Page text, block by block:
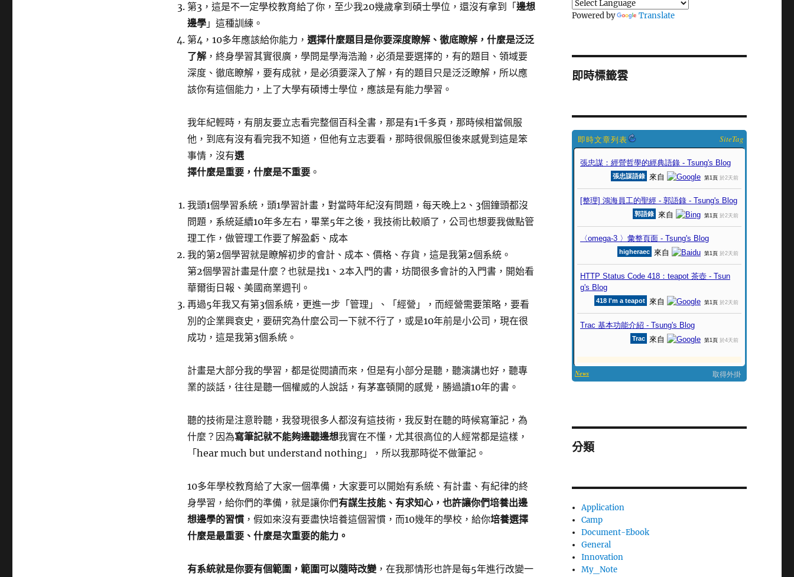
第3，這是不一定學校教育給了你，至少我20幾歲拿到碩士學位，還沒有拿到「邊想
邊學」這種訓練。
第4，10多年應該給你能力， 選擇什麼題目是你要深度瞭解、徹底瞭解，什麼是泛泛
了解，終身學習其實很廣，學問是學海浩瀚，必須是要選擇的，有的題目、領域要
深度、徹底瞭解，要有成就，是必須要深入了解，有的題目只是泛泛瞭解，所以應
該你有這個能力，上了大學有碩博士學位，應該是有能力學習。
我年紀輕時，有朋友要立志看完整個百科全書，那是有1千多頁，那時候相當佩服
他，到底有沒有看完我不知道，但他有立志要看，那時很佩服但後來感覺到這是笨
事情，沒有選
擇什麼是重要，什麼是不重要。
我頭1個學習系統，頭1學習計畫，對當時年紀沒有問題，每天晚上2、3個鐘頭都沒
問題，系統延續10年多左右，畢業5年之後，我技術比較順了，公司也想要我做點管
理工作，做管理工作要了解盈虧、成本
我的第2個學習就是瞭解初步的會計、成本、價格、存貨，這是我第2個系統。
第2個學習計畫是什麼？也就是找1、2本入門的書，坊間很多會計的入門書，開始看
華爾街日報、美國商業週刊。
再過5年我又有第3個系統，更進一步「管理」、「經營」，而經營需要策略，要看
別的企業興衰史，要研究為什麼公司一下就不行了，或是10年前是小公司，現在很
成功，這是我第3個系統。
計畫是大部分我的學習，都是從閱讀而來，但是有小部分是聽，聽演講也好，聽專
業的談話，往往是聽一個權威的人說話，有茅塞頓開的感覺，勝過讀10年的書。
聽的技術是注意聆聽，我發現很多人都沒有這技術，我反對在聽的時候寫筆記，為
什麼？因為寫筆記就不能夠邊聽邊想我實在不懂，尤其很高位的人經常都是這樣，
「hear much but understand nothing」，所以我那時從不做筆記。
10多年學校教育給了大家一個準備，大家要可以開始有系統、有計畫、有紀律的終
身學習，給你們的準備，就是讓你們有謀生技能、有求知心，也許讓你們培養出邊
想邊學的習慣，假如來沒有要盡快培養這個習慣，而10幾年的學校，給你培養選擇
什麼是最重要、什麼是次重要的能力。
有系統就是你要有個範圍，範圍可以隨時改變，在我那情形也許是每5年進行改變一
Powered by Translate
即時標籤雲
SiteTag
分類
Application
Camp
Document-Ebook
General
Innovation
My_Note